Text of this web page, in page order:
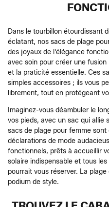
Dans le tourbillon étourdissant
éclatant, nos sacs de plage
des joyaux de l'élégance
avec soin pour créer une
et la praticité essentielle. Ces
simples accessoires ; ils vous
librement, tout en protégeant
Imaginez-vous déambuler le
vos pieds, avec un sac qui allie
sacs de plage pour femme
déclarations de mode
fonctionnels, prêts à accueillir
solaire indispensable et tous
pourrait vous réserver. La
podium de style.